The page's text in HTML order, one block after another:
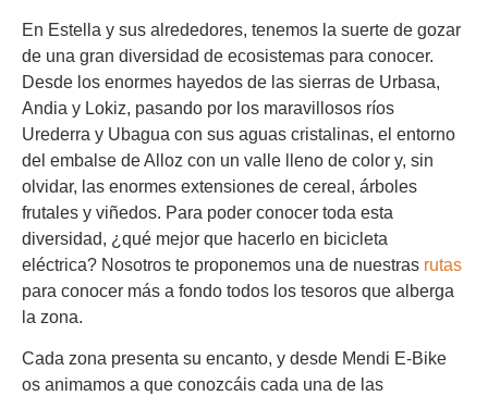
En Estella y sus alrededores, tenemos la suerte de gozar
de una gran diversidad de ecosistemas para conocer.
Desde los enormes hayedos de las sierras de Urbasa,
Andia y Lokiz, pasando por los maravillosos ríos
Urederra y Ubagua con sus aguas cristalinas, el entorno
del embalse de Alloz con un valle lleno de color y, sin
olvidar, las enormes extensiones de cereal, árboles
frutales y viñedos. Para poder conocer toda esta
diversidad, ¿qué mejor que hacerlo en bicicleta
eléctrica? Nosotros te proponemos una de nuestras rutas
para conocer más a fondo todos los tesoros que alberga
la zona.
Cada zona presenta su encanto, y desde Mendi E-Bike
os animamos a que conozcáis cada una de las